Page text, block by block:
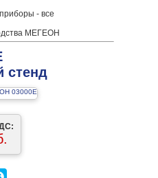
- все
МЕГЕОН
стенд